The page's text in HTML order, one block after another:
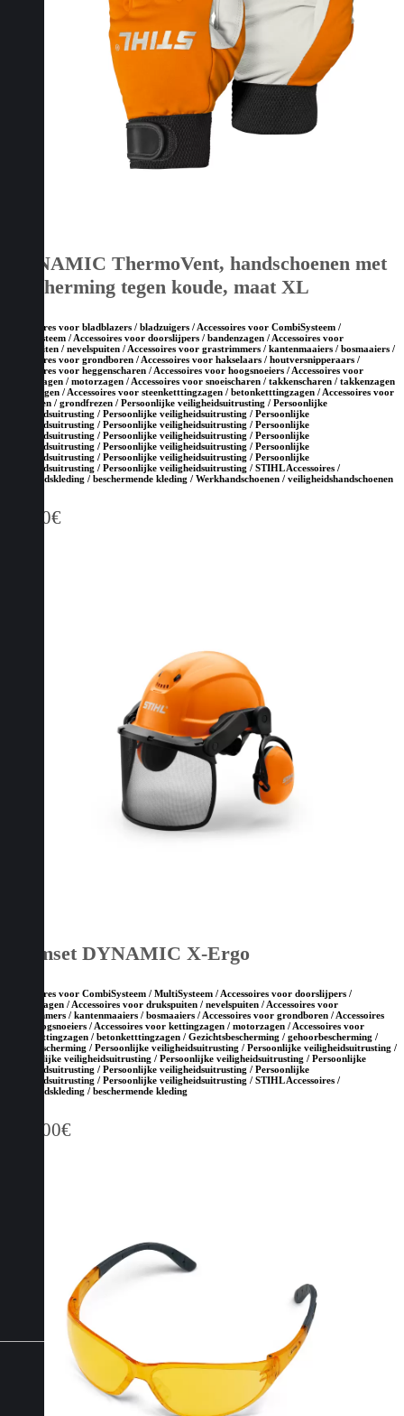
DYNAMIC ThermoVent, handschoenen met
bescherming tegen koude, maat XL
Accessoires voor bladblazers / bladzuigers / Accessoires voor CombiSysteem /
MultiSysteem / Accessoires voor doorslijpers / bandenzagen / Accessoires voor
drukspuiten / nevelspuiten / Accessoires voor grastrimmers / kantenmaaiers / bosmaaiers /
Accessoires voor grondboren / Accessoires voor hakselaars / houtversnipperaars /
Accessoires voor heggenscharen / Accessoires voor hoogsnoeiers / Accessoires voor
kettingzagen / motorzagen / Accessoires voor snoeischaren / takkenscharen / takkenzagen
/ snoeizagen / Accessoires voor steenketttingzagen / betonketttingzagen / Accessoires voor
tuinfrezen / grondfrezen / Persoonlijke veiligheidsuitrusting / Persoonlijke
veiligheidsuitrusting / Persoonlijke veiligheidsuitrusting / Persoonlijke
veiligheidsuitrusting / Persoonlijke veiligheidsuitrusting / Persoonlijke
veiligheidsuitrusting / Persoonlijke veiligheidsuitrusting / Persoonlijke
veiligheidsuitrusting / Persoonlijke veiligheidsuitrusting / Persoonlijke
veiligheidsuitrusting / Persoonlijke veiligheidsuitrusting / Persoonlijke
veiligheidsuitrusting / Persoonlijke veiligheidsuitrusting / STIHL Accessoires /
Veiligheidskleding / beschermende kleding / Werkhandschoenen / veiligheidshandschoenen
28,10€
Helmset DYNAMIC X-Ergo
Accessoires voor CombiSysteem / MultiSysteem / Accessoires voor doorslijpers /
bandenzagen / Accessoires voor drukspuiten / nevelspuiten / Accessoires voor
grastrimmers / kantenmaaiers / bosmaaiers / Accessoires voor grondboren / Accessoires
voor hoogsnoeiers / Accessoires voor kettingzagen / motorzagen / Accessoires voor
steenketttingzagen / betonketttingzagen / Gezichtsbescherming / gehoorbescherming /
hoofdbescherming / Persoonlijke veiligheidsuitrusting / Persoonlijke veiligheidsuitrusting /
Persoonlijke veiligheidsuitrusting / Persoonlijke veiligheidsuitrusting / Persoonlijke
veiligheidsuitrusting / Persoonlijke veiligheidsuitrusting / Persoonlijke
veiligheidsuitrusting / Persoonlijke veiligheidsuitrusting / STIHL Accessoires /
Veiligheidskleding / beschermende kleding
100,00€